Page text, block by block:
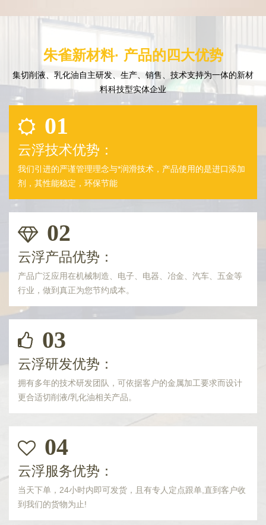
朱雀新材料· 产品的四大优势
集切削液、乳化油自主研发、生产、销售、技术支持为一体的新材
料科技型实体企业
01
云浮技术优势：
我们引进的严谨管理理念与*润滑技术，产品使用的是进口添加
剂，其性能稳定，环保节能
02
云浮产品优势：
产品广泛应用在机械制造、电子、电器、冶金、汽车、五金等
行业，做到真正为您节约成本。
03
云浮研发优势：
拥有多年的技术研发团队，可依据客户的金属加工要求而设计
更合适切削液/乳化油相关产品。
04
云浮服务优势：
当天下单，24小时内即可发货，且有专人定点跟单,直到客户收
到我们的货物为止!